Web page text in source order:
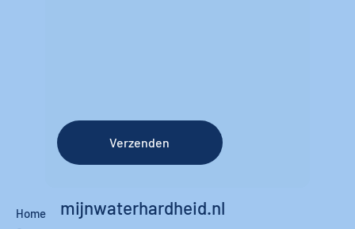
Verzenden
mijnwaterhardheid.nl
Home